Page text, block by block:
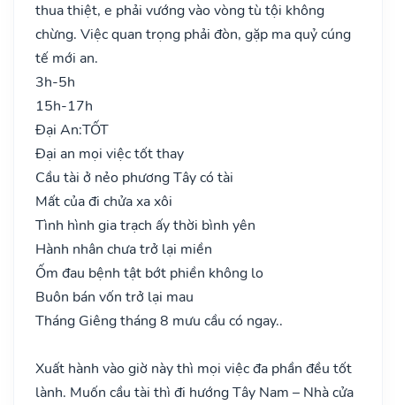
thua thiệt, e phải vướng vào vòng tù tội không
chừng. Việc quan trọng phải đòn, gặp ma quỷ cúng
tế mới an.
3h-5h
15h-17h
Đại An:TỐT
Đại an mọi việc tốt thay
Cầu tài ở nẻo phương Tây có tài
Mất của đi chửa xa xôi
Tình hình gia trạch ấy thời bình yên
Hành nhân chưa trở lại miền
Ốm đau bệnh tật bớt phiền không lo
Buôn bán vốn trở lại mau
Tháng Giêng tháng 8 mưu cầu có ngay..
Xuất hành vào giờ này thì mọi việc đa phần đều tốt
lành. Muốn cầu tài thì đi hướng Tây Nam – Nhà cửa